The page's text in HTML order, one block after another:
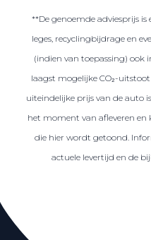
**De genoemde adviesprijs
leges, recyclingbijdrage en
(indien van toepassing) ook
laagst mogelijke CO₂-
uiteindelijke prijs van de auto
het moment van afleveren
die hier wordt getoond.
actuele levertijd en de